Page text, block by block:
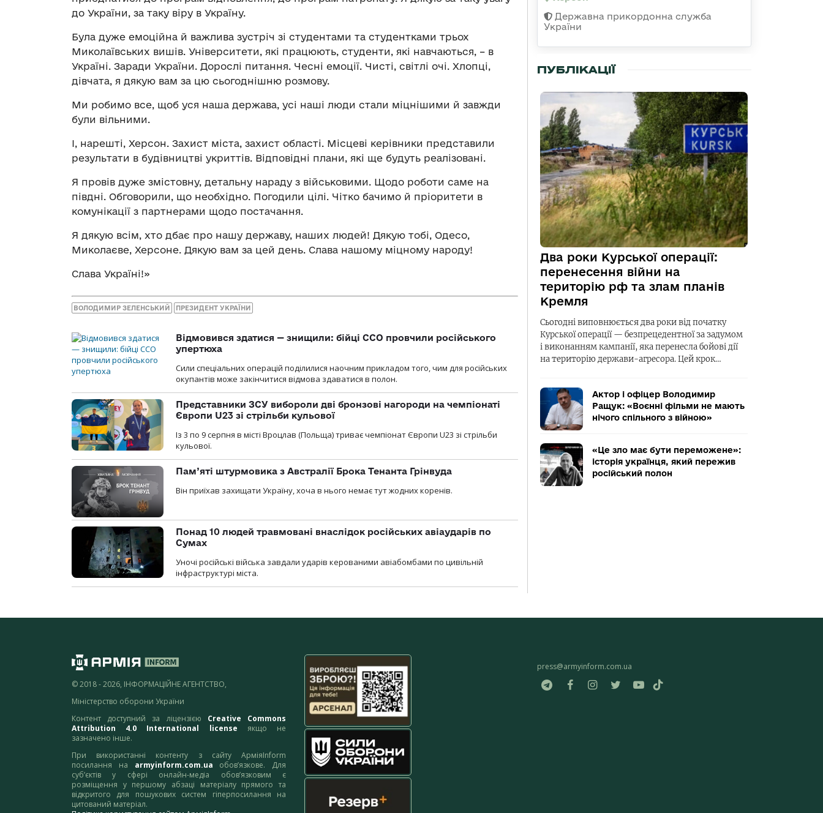
до України, за таку віру в Україну.
Була дуже емоційна й важлива зустріч зі студентами та студентками трьох
Миколаївських вишів. Університети, які працюють, студенти, які навчаються, – в
Україні. Заради України. Дорослі питання. Чесні емоції. Чисті, світлі очі. Хлопці,
дівчата, я дякую вам за цю сьогоднішню розмову.
Ми робимо все, щоб уся наша держава, усі наші люди стали міцнішими й завжди
були вільними.
І, нарешті, Херсон. Захист міста, захист області. Місцеві керівники представили
результати в будівництві укриттів. Відповідні плани, які ще будуть реалізовані.
Я провів дуже змістовну, детальну нараду з військовими. Щодо роботи саме на
півдні. Обговорили, що необхідно. Погодили цілі. Чітко бачимо й пріоритети в
комунікації з партнерами щодо постачання.
Я дякую всім, хто дбає про нашу державу, наших людей! Дякую тобі, Одесо,
Миколаєве, Херсоне. Дякую вам за цей день. Слава нашому міцному народу!
Слава Україні!»
ВОЛОДИМИР ЗЕЛЕНСЬКИЙ ПРЕЗИДЕНТ УКРАЇНИ
Відмовився здатися — знищили: бійці ССО провчили російського
упертюха
Сили спеціальних операцій поділилися наочним прикладом того, чим для російських
окупантів може закінчитися відмова здаватися в полон.
Представники ЗСУ вибороли дві бронзові нагороди на чемпіонаті
Європи U23 зі стрільби кульової
Із 3 по 9 серпня в місті Вроцлав (Польща) триває чемпіонат Європи U23 зі стрільби
кульової.
Пам’яті штурмовика з Австралії Брока Тенанта Грінвуда
Він приїхав захищати Україну, хоча в нього немає тут жодних коренів.
Понад 10 людей травмовані внаслідок російських авіаударів по
Сумах
Уночі російські війська завдали ударів керованими авіабомбами по цивільній
інфраструктурі міста.
Державна прикордонна служба
України
ПУБЛІКАЦІЇ
Два роки Курської операції:
перенесення війни на
територію рф та злам планів
Кремля
Сьогодні виповнюється два роки від початку
Курської операції — безпрецедентної за задумом
і виконанням кампанії, яка перенесла бойові дії
на територію держави-агресора. Цей крок…
Актор і офіцер Володимир
Ращук: «Воєнні фільми не мають
нічого спільного з війною»
«Це зло має бути переможене»:
історія українця, який пережив
російський полон
© 2018 - 2026, ІНФОРМАЦІЙНЕ АГЕНТСТВО,
Міністерство оборони України
Контент доступний за ліцензією Creative Commons
Attribution 4.0 International license якщо не
зазначено інше.
При використанні контенту з сайту АрміяInform
посилання на armyinform.com.ua обов’язкове. Для
суб’єктів у сфері онлайн-медіа обов’язковим є
розміщення у першому абзаці матеріалу прямого та
відкритого для пошукових систем гіперпосилання на
цитований матеріал.
press@armyinform.com.ua